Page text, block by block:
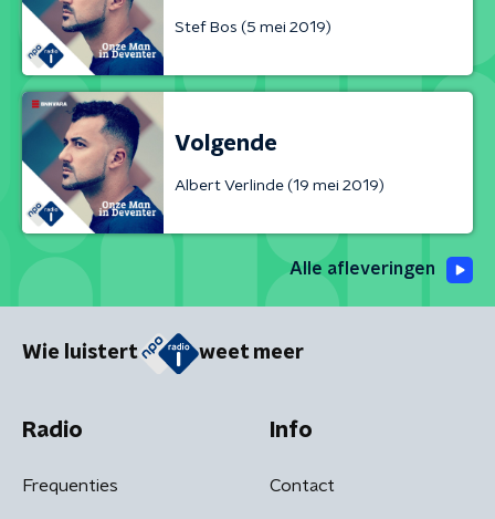
Stef Bos (5 mei 2019)
Volgende
Albert Verlinde (19 mei 2019)
Alle afleveringen
Wie luistert weet meer
Radio
Frequenties
Info
Contact